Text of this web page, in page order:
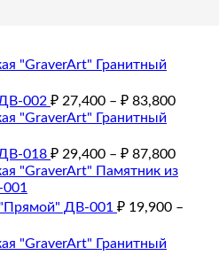
002 ₽ 27,400 – ₽ 83,800
018 ₽ 29,400 – ₽ 87,800
"Прямой" ДВ-001 ₽ 19,900 –